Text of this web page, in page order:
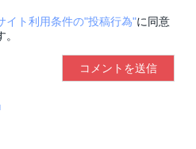
イト利用条件の"投稿行為"に同意